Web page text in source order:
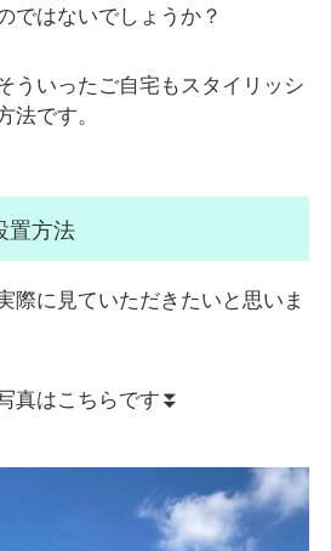
ではないでしょうか？
ういったご自宅もスタイリッシ
法です。
置方法
際に見ていただきたいと思いま
真はこちらです⏬